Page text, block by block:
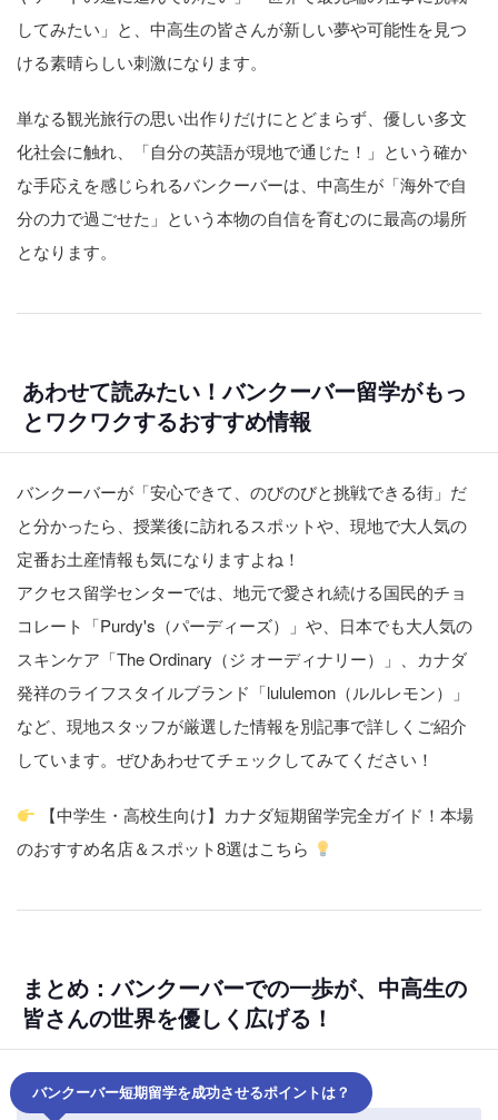
してみたい」と、中高生の皆さんが新しい夢や可能性を見つ
ける素晴らしい刺激になります。
単なる観光旅行の思い出作りだけにとどまらず、優しい多文
化社会に触れ、「自分の英語が現地で通じた！」という確か
な手応えを感じられるバンクーバーは、中高生が「海外で自
分の力で過ごせた」という本物の自信を育むのに最高の場所
となります。
あわせて読みたい！バンクーバー留学がもっ
とワクワクするおすすめ情報
バンクーバーが「安心できて、のびのびと挑戦できる街」だ
と分かったら、授業後に訪れるスポットや、現地で大人気の
定番お土産情報も気になりますよね！
アクセス留学センターでは、地元で愛され続ける国民的チョ
コレート「Purdy's（パーディーズ）」や、日本でも大人気の
スキンケア「The Ordinary（ジ オーディナリー）」、カナダ
発祥のライフスタイルブランド「lululemon（ルルレモン）」
など、現地スタッフが厳選した情報を別記事で詳しくご紹介
しています。ぜひあわせてチェックしてみてください！
【中学生・高校生向け】カナダ短期留学完全ガイド！本場
のおすすめ名店＆スポット8選はこちら
まとめ：バンクーバーでの一歩が、中高生の
皆さんの世界を優しく広げる！
バンクーバー短期留学を成功させるポイントは？